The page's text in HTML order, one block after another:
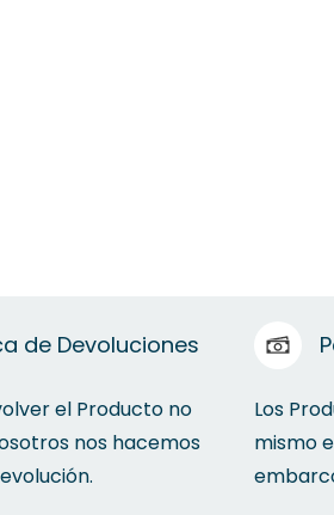
de Devoluciones
el Producto no
nos hacemos
Los
mismo